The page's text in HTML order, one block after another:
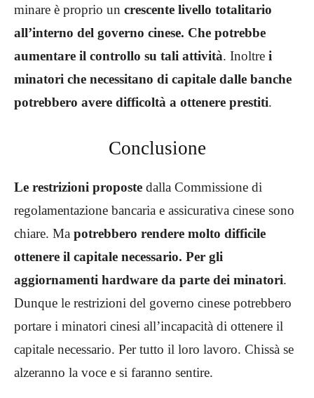
minare è proprio un crescente livello totalitario
all’interno del governo cinese. Che potrebbe
aumentare il controllo su tali attività. Inoltre i
minatori che necessitano di capitale dalle banche
potrebbero avere difficoltà a ottenere prestiti.
Conclusione
Le restrizioni proposte dalla Commissione di
regolamentazione bancaria e assicurativa cinese sono
chiare. Ma potrebbero rendere molto difficile
ottenere il capitale necessario. Per gli
aggiornamenti hardware da parte dei minatori.
Dunque le restrizioni del governo cinese potrebbero
portare i minatori cinesi all’incapacità di ottenere il
capitale necessario. Per tutto il loro lavoro. Chissà se
alzeranno la voce e si faranno sentire.